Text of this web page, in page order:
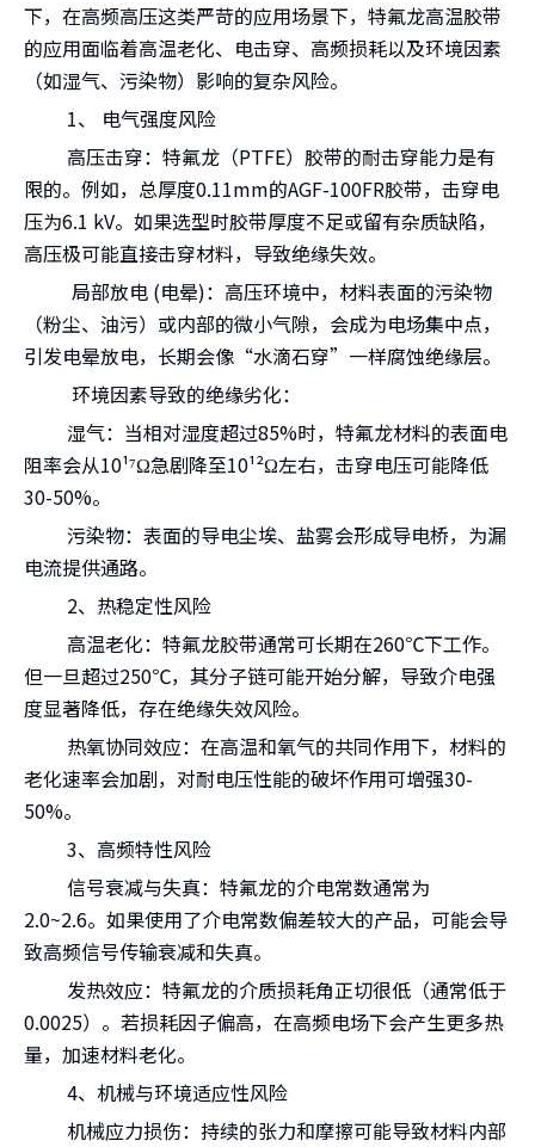
下，在高频高压这类严苛的应用场景下，特氟龙高温胶带
的应用面临着高温老化、电击穿、高频损耗以及环境因素
（如湿气、污染物）影响的复杂风险。
1、 电气强度风险
高压击穿：特氟龙（PTFE）胶带的耐击穿能力是有
限的。例如，总厚度0.11mm的AGF-100FR胶带，击穿电
压为6.1 kV。如果选型时胶带厚度不足或留有杂质缺陷，
高压极可能直接击穿材料，导致绝缘失效。
局部放电 (电晕)：高压环境中，材料表面的污染物
（粉尘、油污）或内部的微小气隙，会成为电场集中点，
引发电晕放电，长期会像“水滴石穿”一样腐蚀绝缘层。
环境因素导致的绝缘劣化：
湿气：当相对湿度超过85%时，特氟龙材料的表面电
阻率会从10¹⁷Ω急剧降至10¹²Ω左右，击穿电压可能降低
30-50%。
污染物：表面的导电尘埃、盐雾会形成导电桥，为漏
电流提供通路。
2、热稳定性风险
高温老化：特氟龙胶带通常可长期在260℃下工作。
但一旦超过250℃，其分子链可能开始分解，导致介电强
度显著降低，存在绝缘失效风险。
热氧协同效应：在高温和氧气的共同作用下，材料的
老化速率会加剧，对耐电压性能的破坏作用可增强30-
50%。
3、高频特性风险
信号衰减与失真：特氟龙的介电常数通常为
2.0~2.6。如果使用了介电常数偏差较大的产品，可能会导
致高频信号传输衰减和失真。
发热效应：特氟龙的介质损耗角正切很低（通常低于
0.0025）。若损耗因子偏高，在高频电场下会产生更多热
量，加速材料老化。
4、机械与环境适应性风险
机械应力损伤：持续的张力和摩擦可能导致材料内部